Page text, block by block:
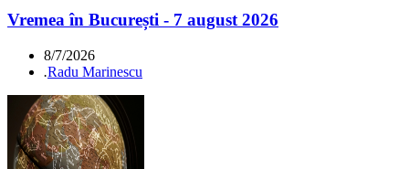
Vremea în București - 7 august 2026
8/7/2026
.Radu Marinescu